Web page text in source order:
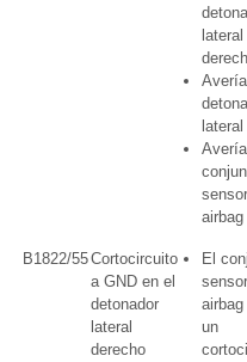
lateral
airbag
B1822/55Cortocircuito
a GND en el
detonador
lateral
derecho
El
un